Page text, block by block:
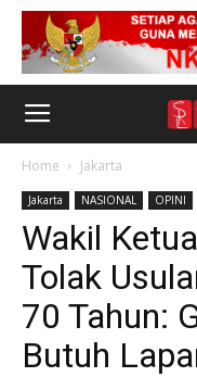
Home Jakarta
Jakarta NASIONAL OPINI
Wakil
Tolak
70 Tahun:
Butuh